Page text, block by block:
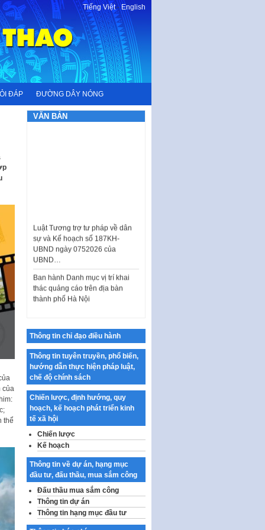
Tiếng Việt-English
ĐÁP ĐƯỜNG DÂY NÓNG
của
thể
VĂN BẢN
sự và Kế hoạch số 187KH-
UBND ngày 0752026 của
UBND…
thác quảng cáo trên địa bàn
thành phố Hà Nội
Kế hoạch Tổ chức Cuộc thi
Công bố công khai dự toán kinh
phí xây dựng pháp luật, hoàn
thiện thể chế, chính…
Quy định về nghiên cứu, ứng
dụng khoa học, công nghệ, đổi
mới sáng tạo và chuyển…
Quy định chi tiết và hướng dẫn
thi hành một số điều của Luật Lý
lịch tư…
Sửa đổi, bổ sung một số nội
dung tại Nghị quyết số 30/NQ-
CP ngày 24 tháng 02…
Ban hành Chương trình hành
động của Chính phủ thực hiện
Nghị quyết số 02-NQ/TW ngày
Thông tin chỉ đạo điều hành
Thông tin tuyên truyền, phổ biến,
hướng dẫn thực hiện pháp luật,
chế độ chính sách
Chiến lược, định hướng, quy
hoạch, kế hoạch phát triển kinh
tế xã hội
Chiến lược
Kế hoạch
Thông tin về dự án, hạng mục
đầu tư, đấu thầu, mua sắm công
Đấu thầu mua sắm công
Thông tin dự án
Thông tin hạng mục đầu tư